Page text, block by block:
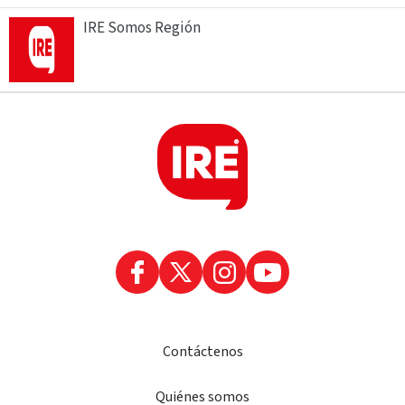
IRE Somos Región
Contáctenos
Quiénes somos